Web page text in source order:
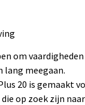
om
lang meegaan.
20 is gemaakt
op zoek zijn